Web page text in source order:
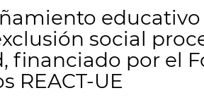
educativo
social
financiado por el
REACT-UE